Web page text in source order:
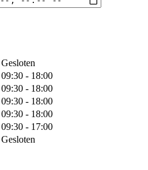
Gesloten
09:30 - 18:00
09:30 - 18:00
09:30 - 18:00
09:30 - 18:00
09:30 - 17:00
Gesloten